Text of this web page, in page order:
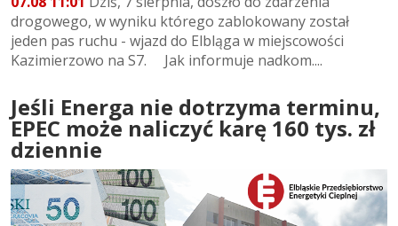
drogowego, w wyniku którego zablokowany został
jeden pas ruchu - wjazd do Elbląga w miejscowości
Kazimierzowo na S7. Jak informuje nadkom....
Jeśli Energa nie dotrzyma terminu,
EPEC może naliczyć karę 160 tys. zł
dziennie